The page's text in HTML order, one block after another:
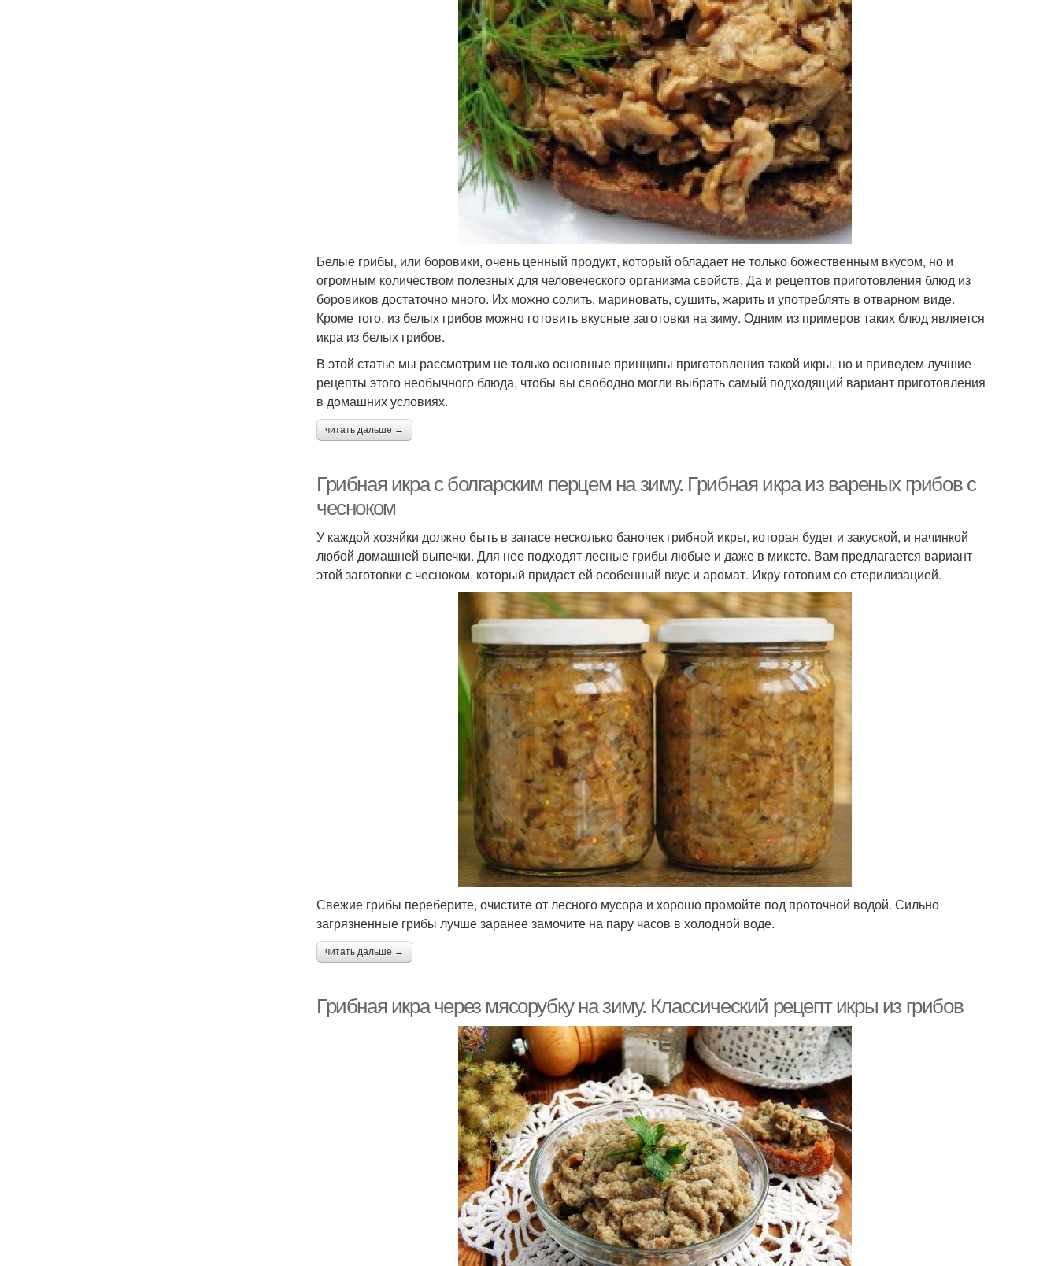
Белые грибы, или боровики, очень ценный продукт, который обладает не только божественным вкусом, но и
огромным количеством полезных для человеческого организма свойств. Да и рецептов приготовления блюд из
боровиков достаточно много. Их можно солить, мариновать, сушить, жарить и употреблять в отварном виде.
Кроме того, из белых грибов можно готовить вкусные заготовки на зиму. Одним из примеров таких блюд является
икра из белых грибов.
В этой статье мы рассмотрим не только основные принципы приготовления такой икры, но и приведем лучшие
рецепты этого необычного блюда, чтобы вы свободно могли выбрать самый подходящий вариант приготовления
в домашних условиях.
читать дальше →
Грибная икра с болгарским перцем на зиму. Грибная икра из вареных грибов с
чесноком
У каждой хозяйки должно быть в запасе несколько баночек грибной икры, которая будет и закуской, и начинкой
любой домашней выпечки. Для нее подходят лесные грибы любые и даже в миксте. Вам предлагается вариант
этой заготовки с чесноком, который придаст ей особенный вкус и аромат. Икру готовим со стерилизацией.
Свежие грибы переберите, очистите от лесного мусора и хорошо промойте под проточной водой. Сильно
загрязненные грибы лучше заранее замочите на пару часов в холодной воде.
читать дальше →
Грибная икра через мясорубку на зиму. Классический рецепт икры из грибов